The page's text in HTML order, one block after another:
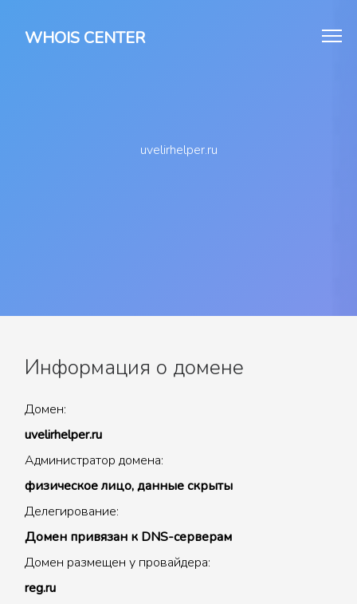
WHOIS CENTER
uvelirhelper.ru
Информация о домене
Домен:
uvelirhelper.ru
Администратор домена:
физическое лицо, данные скрыты
Делегирование:
Домен привязан к DNS-серверам
Домен размещен у провайдера:
reg.ru